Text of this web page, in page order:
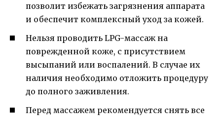
позволит избежать загрязнения аппарата
и обеспечит комплексный уход за кожей.
Нельзя проводить LPG-массаж на
поврежденной коже, с присутствием
высыпаний или воспалений. В случае их
наличия необходимо отложить процедуру
до полного заживления.
Перед массажем рекомендуется снять все